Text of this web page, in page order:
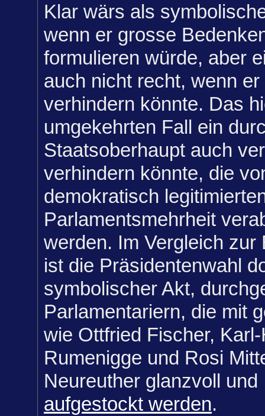
Klar wärs als
wenn er grosse
formulieren würde, aber
auch nicht recht, wenn
verhindern könnte. Das
umgekehrten Fall ein
Staatsoberhaupt auch
verhindern könnte, die
demokratisch
Parlamentsmehrheit
werden. Im Vergleich zur
ist die Präsidentenwahl
symbolischer Akt,
Parlamentariern, die mit
wie Ottfried Fischer,
Rumenigge und Rosi
Neureuther glanzvoll
aufgestockt werden.